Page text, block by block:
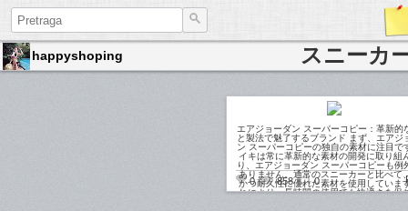
happyshoping スニーカ
エアジョーダン スーパーコピー：革新的
と製法で魅了するブランド まず、エアジ
ン スーパーコピーの独自の素材に注目で
イキは常に革新的な素材の開発に取り組
り、エアジョーダン スーパーコピーも例
ありません。通常のスニーカーと比べて
かつ耐久性に優れた素材を使用していま
れにより、長時間の使用でも快適さを保
0 858 0